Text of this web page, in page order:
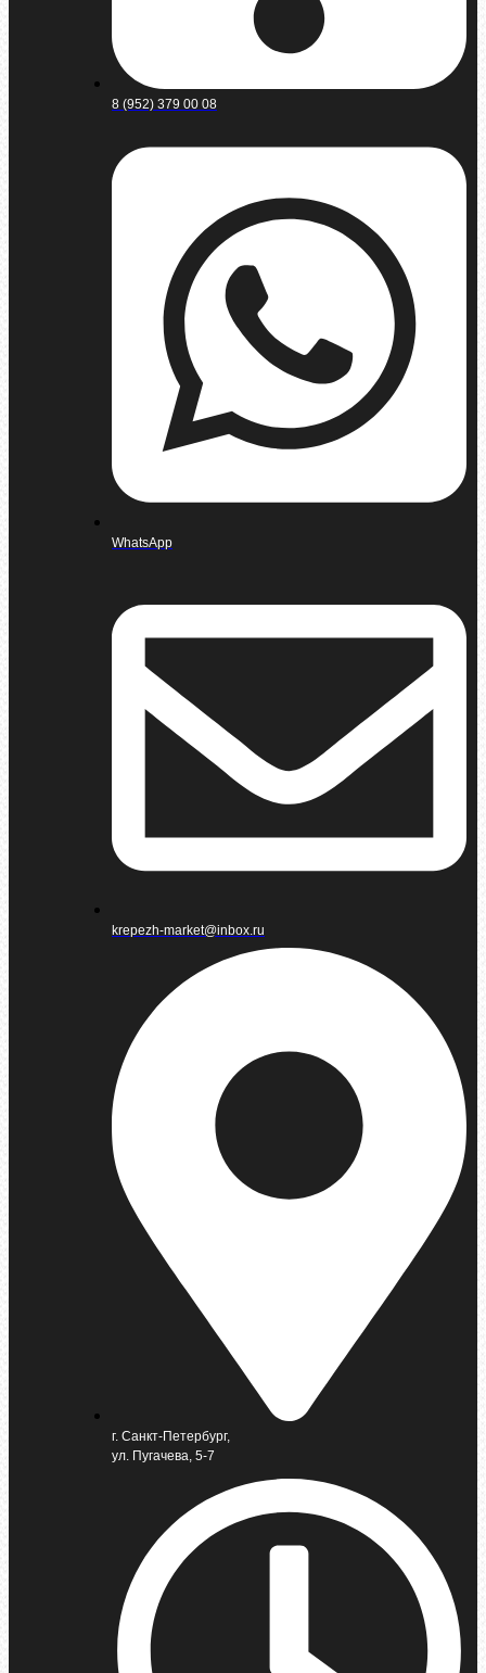
8 (952) 379 00 08
WhatsApp
krepezh-market@inbox.ru
г. Санкт-Петербург,
ул. Пугачева, 5-7